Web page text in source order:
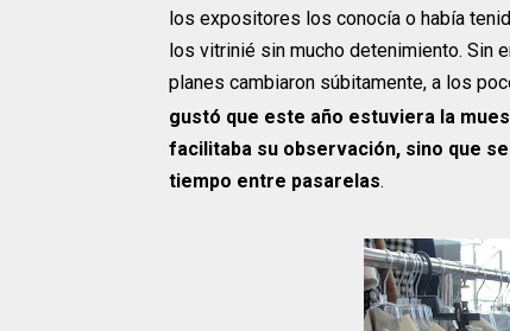
los expositores los conocía o había
los vitrinié sin mucho detenimiento. Sin
planes cambiaron súbitamente, a los
gustó que este año estuviera la
facilitaba su observación, sino que
tiempo entre pasarelas.